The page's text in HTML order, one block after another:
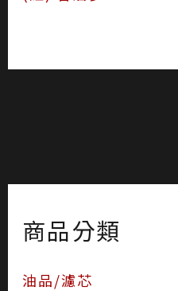
商品分類
油品/濾芯